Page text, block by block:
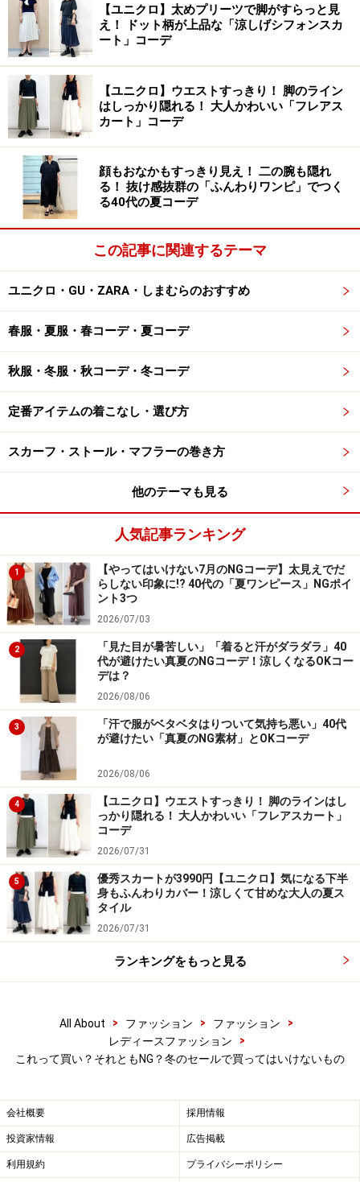
さばらず、インナーとしても着用でき、より長く活用で
きるのでおすすめ。それ以外のニットは、可能であれば
シーズンのはじめに購入して、秋冬を通してよりたくさ
ん着る方がいいかもしれません。
2. トレンド感の強い「主役級トップス」は
古く見えやすい
【セールで買ってもいいもの】来年以降も確実に着られそう
なシンプルで上質なトップスを買うのがおすすめ 出典：
WEAR
袖や丈、ウエストまわりにデザインの入ったシャツやブ
ラウスなど、一枚でコーディネートが決まるような主役
級のトップスは、華やかさがあり、気持ちも上がるの
で、見慣れたベーシックなものよりもつい手に取りやす
まとまり、持っておくと便利そうですよね。ですがトレ
ンド感が強く、シーズンが終わると古く見えたり、飽き
デザインに主張があるため長く着まわすのは難しい上、
冬はアウターでほぼ隠れてしまうため、あまりお披露目
することがないままシーズンオフを迎えることも……。来
年になると「なんとなく飽きた」「ちょっと古いか
も？」と感じやすいアイテムでもあるため、セール購入
は避けたほうが無難です。それよりも、普段なかなか手
が届かない、写真のような上質でベーシックなアイテム
をセールで購入する方が、長い期間確実に着られて、着
心地のよさも味わえるのでおすすめです。
3. トレンドの移り変わりが激しいスカート
【セールで買ってもいいもの】この機会を逃すともう出会え
なさそうな、好みのデザインは購入してOK！ 出典：WEAR
スカートはトレンドの新旧がはっきり出るので、セール
での購入はあまりおすすめできません。特に丈とシルエ
基本的にセールで販売されるものは、シーズンを通して
秋冬のスカートを購入しても、1月には春夏ものが店頭
に並び始め、そのタイミングでトレンドも変わることが
多いので、こちらも着られる期間が短くなりやすいのが
デメリットです。
【ユニクロ】太めプリーツで脚がすらっと見
え！ ドット柄が上品な「涼しげシフォンスカ
ート」コーデ
【ユニクロ】ウエストすっきり！ 脚のライン
はしっかり隠れる！ 大人かわいい「フレアス
カート」コーデ
顔もおなかもすっきり見え！ 二の腕も隠れ
る！ 抜け感抜群の「ふんわりワンピ」でつく
る40代の夏コーデ
この記事に関連するテーマ
ユニクロ・GU・ZARA・しまむらのおすすめ
春服・夏服・春コーデ・夏コーデ
秋服・冬服・秋コーデ・冬コーデ
定番アイテムの着こなし・選び方
スカーフ・ストール・マフラーの巻き方
他のテーマも見る
人気記事ランキング
1
【やってはいけない7月のNGコーデ】太見えでだ
らしない印象に!? 40代の「夏ワンピース」NGポイ
ント3つ
2026/07/03
2
「見た目が暑苦しい」「着ると汗がダラダラ」40
代が避けたい真夏のNGコーデ！涼しくなるOKコー
デは？
2026/08/06
3
「汗で服がベタベタはりついて気持ち悪い」40代
が避けたい「真夏のNG素材」とOKコーデ
2026/08/06
4
【ユニクロ】ウエストすっきり！ 脚のラインはし
っかり隠れる！ 大人かわいい「フレアスカート」
コーデ
2026/07/31
5
優秀スカートが3990円【ユニクロ】気になる下半
身もふんわりカバー！涼しくて甘めな大人の夏ス
タイル
2026/07/31
ランキングをもっと見る
All About > ファッション > ファッション
>
レディースファッション
>
これって買い？それともNG？冬のセールで買ってはいけないもの
会社概要 採用情報
投資家情報 広告掲載
利用規約 プライバシーポリシー